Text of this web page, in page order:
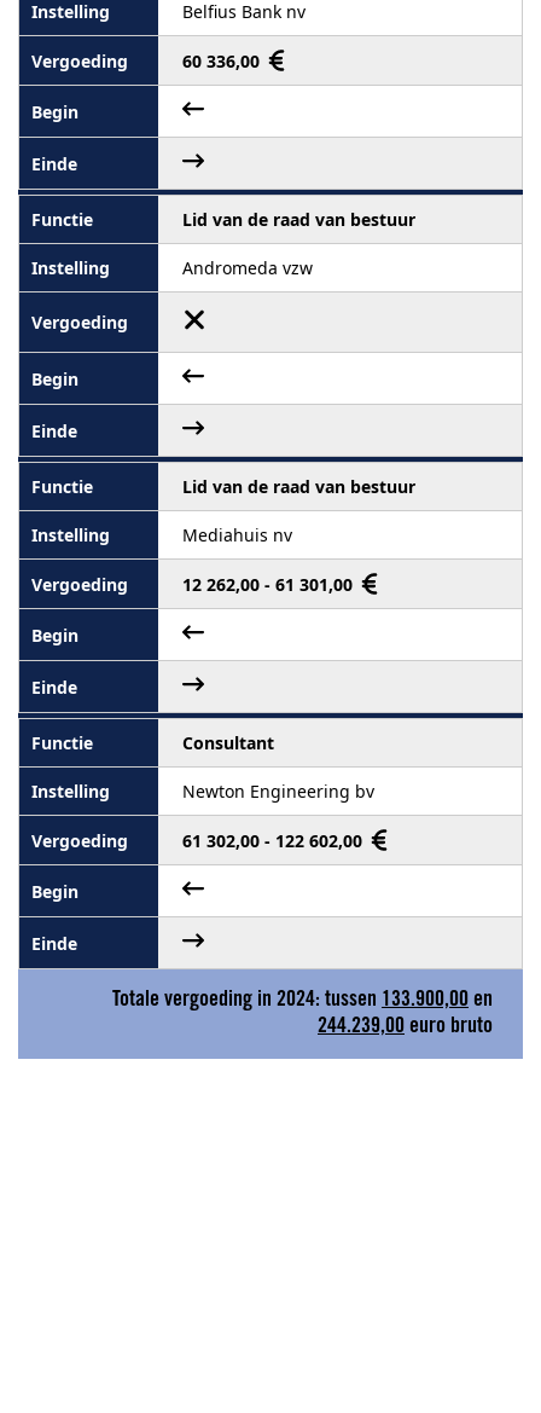
Belfius Bank nv
60 336,00
Lid van de raad van bestuur
Andromeda vzw
Lid van de raad van bestuur
Mediahuis nv
12 262,00 - 61 301,00
Consultant
Newton Engineering bv
61 302,00 - 122 602,00
Totale vergoeding in 2024: tussen 133.900,00 en
244.239,00 euro bruto